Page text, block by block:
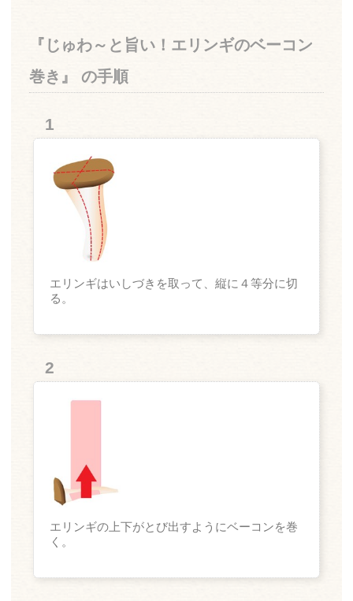
『じゅわ～と旨い！エリンギのベーコン
巻き』 の手順
1
エリンギはいしづきを取って、縦に４等分に切
る。
2
エリンギの上下がとび出すようにベーコンを巻
く。